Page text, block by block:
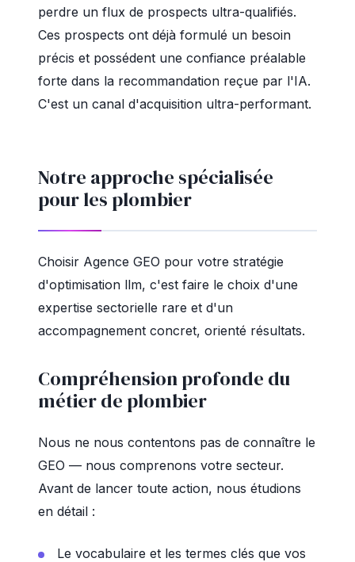
perdre un flux de prospects ultra-qualifiés.
Ces prospects ont déjà formulé un besoin
précis et possédent une confiance préalable
forte dans la recommandation reçue par l'IA.
C'est un canal d'acquisition ultra-performant.
Notre approche spécialisée
pour les plombier
Choisir Agence GEO pour votre stratégie
d'optimisation llm, c'est faire le choix d'une
expertise sectorielle rare et d'un
accompagnement concret, orienté résultats.
Compréhension profonde du
métier de plombier
Nous ne nous contentons pas de connaître le
GEO — nous comprenons votre secteur.
Avant de lancer toute action, nous étudions
en détail :
Le vocabulaire et les termes clés que vos